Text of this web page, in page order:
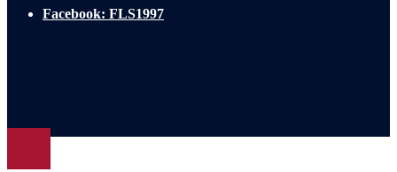
Facebook: FLS1997